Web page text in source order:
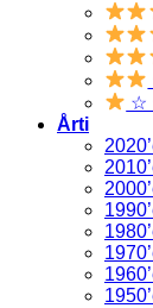
☆
Årti